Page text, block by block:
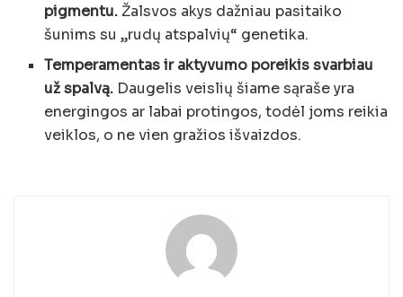
pigmentu. Žalsvos akys dažniau pasitaiko
šunims su „rudų atspalvių“ genetika.
Temperamentas ir aktyvumo poreikis svarbiau
už spalvą. Daugelis veislių šiame sąraše yra
energingos ar labai protingos, todėl joms reikia
veiklos, o ne vien gražios išvaizdos.